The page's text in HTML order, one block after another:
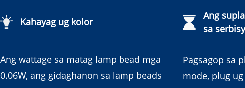
Kahayag ug kolor
Ang wattage sa matag lamp bead mga
0.06W, ang gidaghanon sa lamp beads
Ang
sa
Pagsagop sa
mode, plug